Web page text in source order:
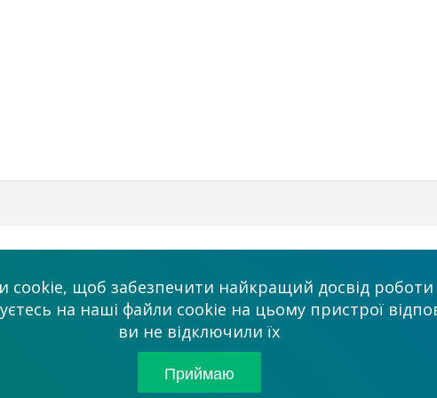
Платні послуги
Співробітництво
Партнерам
admin@allmaster.com.ua
cookie, щоб забезпечити найкращий досвід роботи
на наші файли cookie на цьому пристрої
ви не відключили їх
Приймаю